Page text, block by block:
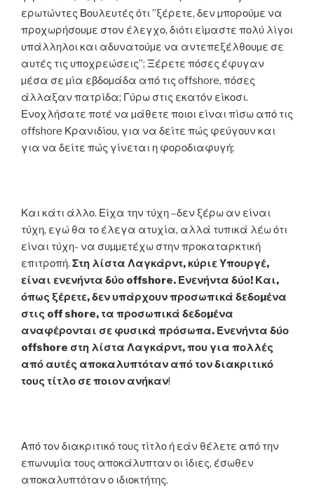
ερωτώντες Βουλευτές ότι ”ξέρετε, δεν µπορούµε να
προχωρήσουµε στον έλεγχο, διότι είµαστε πολύ λίγοι
υπάλληλοι και αδυνατούµε να αντεπεξέλθουµε σε
αυτές τις υποχρεώσεις”; Ξέρετε πόσες έφυγαν
µέσα σε µία εβδοµάδα από τις offshore, πόσες
άλλαξαν πατρίδα; Γύρω στις εκατόν είκοσι.
Ενοχλήσατε ποτέ να µάθετε ποιοι είναι πίσω από τις
offshore Κρανιδίου, για να δείτε πώς φεύγουν και
για να δείτε πώς γίνεται η φοροδιαφυγή;
Και κάτι άλλο. Είχα την τύχη –δεν ξέρω αν είναι
τύχη, εγώ θα το έλεγα ατυχία, αλλά τυπικά λέω ότι
είναι τύχη- να συµµετέχω στην προκαταρκτική
επιτροπή. Στη λίστα Λαγκάρντ, κύριε Υπουργέ,
είναι ενενήντα δύο offshore. Ενενήντα δύο! Και,
όπως ξέρετε, δεν υπάρχουν προσωπικά δεδοµένα
στις off shore, τα προσωπικά δεδοµένα
αναφέρονται σε φυσικά πρόσωπα. Ενενήντα δύο
offshore στη λίστα Λαγκάρντ, που για πολλές
από αυτές αποκαλυπτόταν από τον διακριτικό
τους τίτλο σε ποιον ανήκαν!
Από τον διακριτικό τους τίτλο ή εάν θέλετε από την
επωνυµία τους αποκάλυπταν οι ίδιες, έσωθεν
αποκαλυπτόταν ο ιδιοκτήτης.